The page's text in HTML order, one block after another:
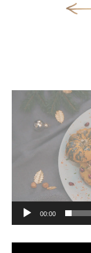
00:00